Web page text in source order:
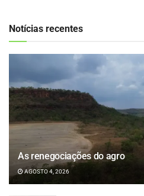
Notícias recentes
As renegociações do agro
AGOSTO 4, 2026